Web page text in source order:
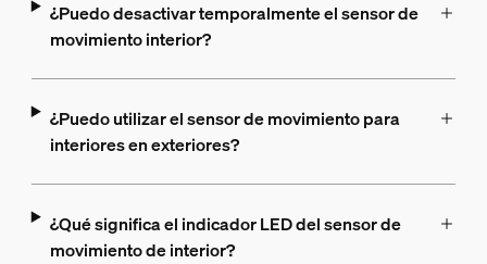
¿Puedo desactivar temporalmente el sensor de
movimiento interior?
¿Puedo utilizar el sensor de movimiento para
interiores en exteriores?
¿Qué significa el indicador LED del sensor de
movimiento de interior?